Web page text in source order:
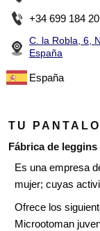
+34 699 184
C. la Robla, 6,
España
España
TU
Fábrica de
Es una empresa
mujer; cuyas
Ofrece los
Microotoman